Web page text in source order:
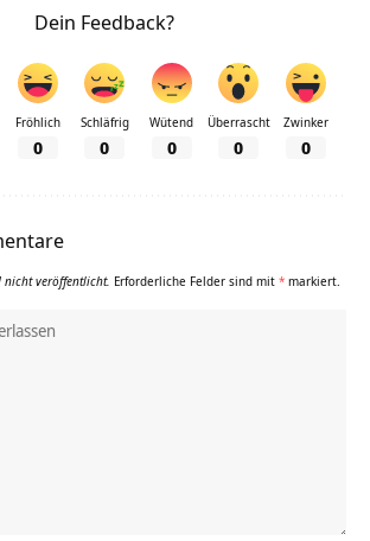
Dein Feedback?
Fröhlich
0
Schläfrig
0
Wütend
0
Überrascht
0
Zwinker
0
nicht veröffentlicht. Erforderliche Felder sind mit * markiert.